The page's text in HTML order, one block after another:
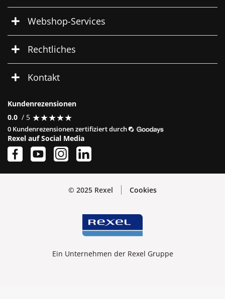
Webshop-Services
Rechtliches
Kontakt
Kundenrezensionen
0.0 / 5 ★★★★★
★★★★★
0 Kundenrezensionen zertifiziert durch
Rexel auf Social Media
© 2025 Rexel Cookies
Ein Unternehmen der Rexel Gruppe